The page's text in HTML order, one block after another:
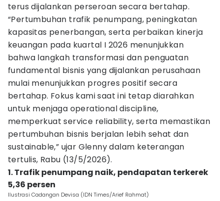
terus dijalankan perseroan secara bertahap.
“Pertumbuhan trafik penumpang, peningkatan
kapasitas penerbangan, serta perbaikan kinerja
keuangan pada kuartal I 2026 menunjukkan
bahwa langkah transformasi dan penguatan
fundamental bisnis yang dijalankan perusahaan
mulai menunjukkan progres positif secara
bertahap. Fokus kami saat ini tetap diarahkan
untuk menjaga operational discipline,
memperkuat service reliability, serta memastikan
pertumbuhan bisnis berjalan lebih sehat dan
sustainable,” ujar Glenny dalam keterangan
tertulis, Rabu (13/5/2026).
1. Trafik penumpang naik, pendapatan terkerek
5,36 persen
Ilustrasi Cadangan Devisa (IDN Times/Arief Rahmat)